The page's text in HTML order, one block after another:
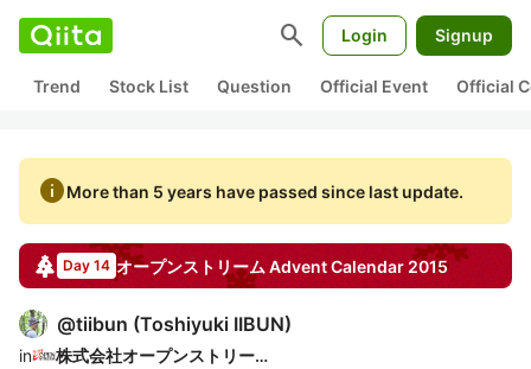
search Login Signup
Trend Stock List Question Official Event Official
infoMore than 5 years have passed since last update.
Day 14 オープンストリーム Advent Calendar 2015
@tiibun (Toshiyuki IIBUN)
in 株式会社オープンストリーム